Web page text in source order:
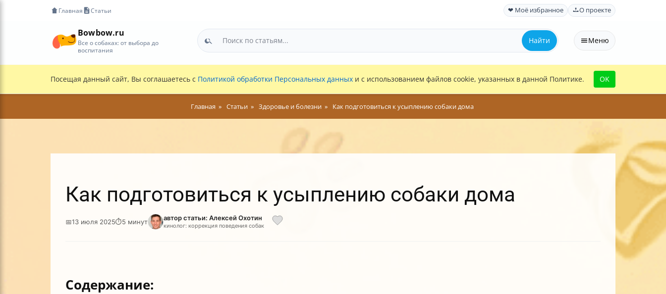
Главная Статьи ❤ Моё избранное О проекте
Bowbow.ru
Все о собаках: от выбора до
воспитания
Найти Меню
Посещая данный сайт, Вы соглашаетесь с Политикой обработки Персональных данных и с использованием файлов cookie, указанных в данной Политике. OK
Главная Статьи Здоровье и болезни Как подготовиться к усыплению собаки дома
Как подготовиться к усыплению собаки дома
📅13 июля 2025⏱5 минут автор статьи: Алексей Охотин
кинолог: коррекция поведения собак
Содержание: